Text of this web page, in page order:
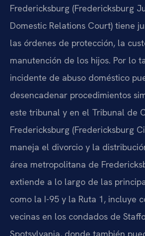
Fredericksburg (Fredericksburg
Domestic Relations Court) tiene
las órdenes de protección, la
manutención de los hijos. Por lo
incidente de abuso doméstico
desencadenar procedimientos
este tribunal y en el Tribunal de
Fredericksburg (Fredericksburg
maneja el divorcio y la
área metropolitana de
extiende a lo largo de las
como la I-95 y la Ruta 1, incluye
vecinas en los condados de